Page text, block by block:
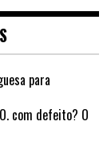
para
com defeito? O